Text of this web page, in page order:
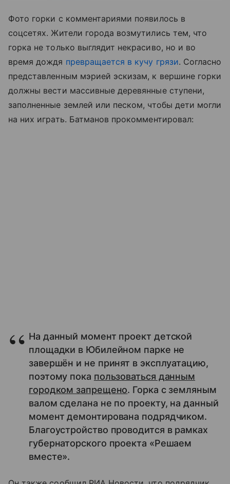
Фото горки с комментариями появилось в
соцсетях. Жители города возмутились тем, что
горка не только выглядит некрасиво, но и во
время дождя превращается в кучу грязи. Согласно
представленным мэрией эскизам, к вершине горки
должны вести массивные деревянные ступени,
заполненные землей или песком, чтобы дети могли
на них играть. Батманов прокомментировал:
На данный момент проект детской
площадки в Юбилейном парке не
завершён и не принят в эксплуатацию,
поэтому пока пользоваться данным
городком запрещено. Горка с земляным
валом сделана не по проекту, на данный
момент демонтирована подрядчиком.
Благоустройство проводится в рамках
губернаторского проекта «Решаем
вместе».